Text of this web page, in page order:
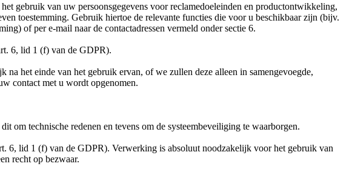
gebruik van uw persoonsgegevens voor reclamedoeleinden en productontwikkeling,
toestemming. Gebruik hiertoe de relevante functies die voor u beschikbaar zijn (bijv.
of per e-mail naar de contactadressen vermeld onder sectie 6.
6, lid 1 (f) van de GDPR).
het einde van het gebruik ervan, of we zullen deze alleen in samengevoegde,
contact met u wordt opgenomen.
om technische redenen en tevens om de systeembeveiliging te waarborgen.
6, lid 1 (f) van de GDPR). Verwerking is absoluut noodzakelijk voor het gebruik van
recht op bezwaar.